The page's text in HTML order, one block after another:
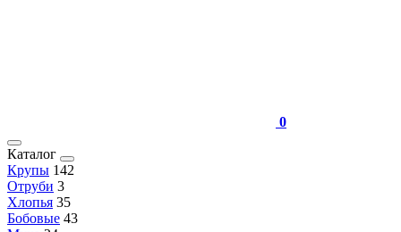
0
Каталог
Крупы 142
Отруби 3
Хлопья 35
Бобовые 43